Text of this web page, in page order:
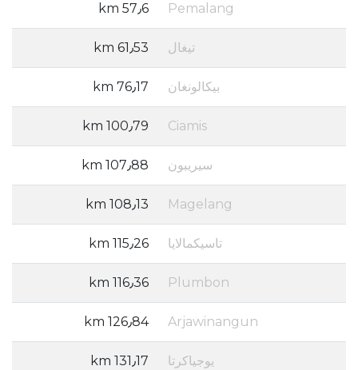
Pemalang 57٫6 km
تيغال 61٫53 km
بيكالونغان 76٫17 km
Ciamis 100٫79 km
سيريبون 107٫88 km
Magelang 108٫13 km
تاسيكمالايا 115٫26 km
Plumbon 116٫36 km
Arjawinangun 126٫84 km
يوجياكرتا 131٫17 km